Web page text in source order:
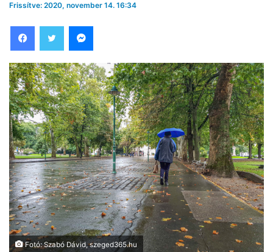
Frissítve: 2020, november 14. 16:34
Fotó: Szabó Dávid, szeged365.hu